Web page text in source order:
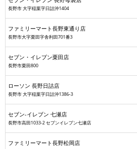
長野市 大字稲葉字日詰沖1404
ファミリーマート長野東通り店
長野市大字栗田字舎利田701番3
セブン・イレブン栗田店
長野市栗田800
ローソン 長野日詰店
長野市 大字稲葉字日詰沖1386‐3
セブン‐イレブン 七瀬店
長野市高田1033-2 セブンイレブン七瀬店
ファミリーマート長野松岡店